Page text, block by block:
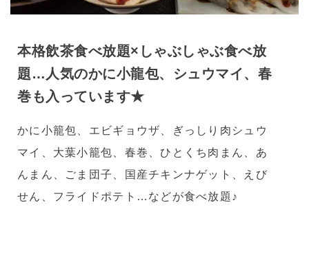
本格飲茶食べ放題×しゃぶしゃぶ食べ放
題…人気のかに小龍包、シュウマイ、春
巻も入っています★
かに小籠包、エビギョウザ、ぎっしり肉シュウ
マイ、大葉小籠包、春巻、ひとくち肉まん、あ
んまん、ごま団子、国産チキンナゲット、えび
せん、フライドポテト…などが食べ放題♪